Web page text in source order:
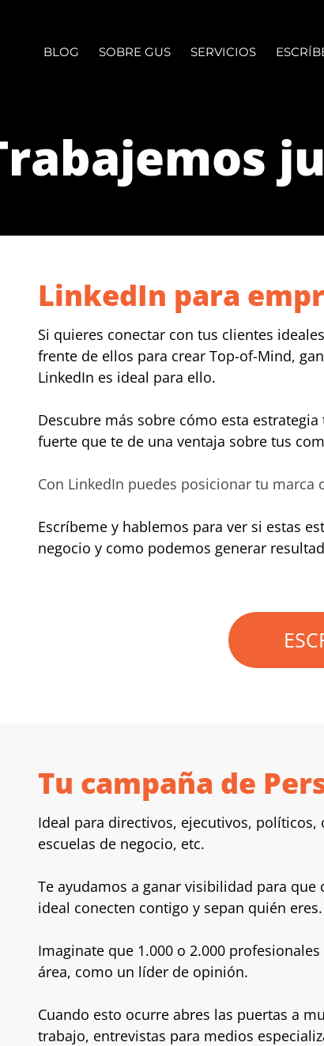
BLOG SOBRE GUS SERVICIOS
LinkedIn para
Si quieres conectar con tus clientes
frente de ellos para crear Top-of-Mind,
LinkedIn es ideal para ello.
Descubre más sobre cómo esta
fuerte que te de una ventaja sobre tus
Con LinkedIn puedes posicionar tu
Escríbeme y hablemos para ver si estas
negocio y como podemos generar
Tu campaña de
Ideal para directivos, ejecutivos,
escuelas de negocio, etc.
Te ayudamos a ganar visibilidad para
ideal conecten contigo y sepan quién eres.
Imaginate que 1.000 o 2.000
área, como un líder de opinión.
Cuando esto ocurre abres las puertas a
trabajo, entrevistas para medios